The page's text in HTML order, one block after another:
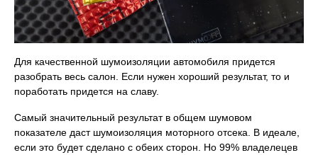
Для качественной шумоизоляции автомобиля придется
разобрать весь салон. Если нужен хороший результат, то и
поработать придется на славу.
Самый значительный результат в общем шумовом
показателе даст шумоизоляция моторного отсека. В идеале,
если это будет сделано с обеих сторон. Но 99% владелецев